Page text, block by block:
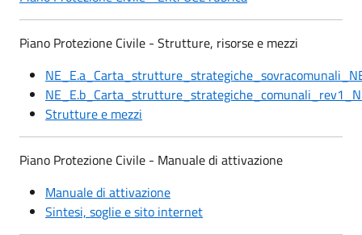
Piano Protezione Civile - Strutture, risorse e mezzi
Strutture e mezzi
Piano Protezione Civile - Manuale di attivazione
Manuale di attivazione
Sintesi, soglie e sito internet